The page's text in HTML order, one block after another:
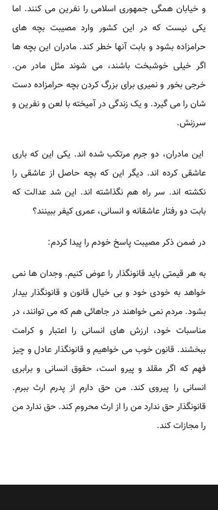
و خیابان همگی جمهوری اسلامی را نفرین می کنند. اما
یکی نیست که در این کشور وارد مصیبت بچه های
حرامزاده بشود و بابت آنها خطر کند. مادران این بچه ها
اگر خیلی خوشبخت باشند، می شوند مثل مادر من.
خرجی بخور و نمیری برای بزرگ کردن بچه حرامزاده دست
شان را می گیرد. و یک زندگی در آمیخته با لعن و نفرین و
سرزنش.
این مادران، دو جرم مرتکب شده اند. یکی این که باری
عاشقی کرده اند. دیگر این که بچه حاصل از عاشقی را
نکشته اند. سر راه هم نگذاشته اند. این شد عدالت که
بابت دو رفتار عاشقانه و انسانی، عمری کیفر ببینند؟
در ضمن ذکر مصیبت پاسخ خودم را پیدا کردم:
به هر قیمتی باید قانونگذار را عوض کنیم. وجدان ها نمی
خواهد به خودی خود و بی خیال قانون و قانونگذار بیدار
بشود. مردم نمی خواهند در جاهائی هم که می توانند، در
مناسبات خود، ارزش های انسانی را اعتبار و کرامت
ببخشند. قانون خوب می خواهیم و قانونگذار عادل و چیز
فهم که اگر مقلد و پیرو است، حقوق انسانی و برابری
انسانی را پیروی کند. من حق دارم از پدرم ارث ببرم.
قانونگذار حق ندارد من را از ارث محروم کند. حق ندارد من
را مجازات کند.